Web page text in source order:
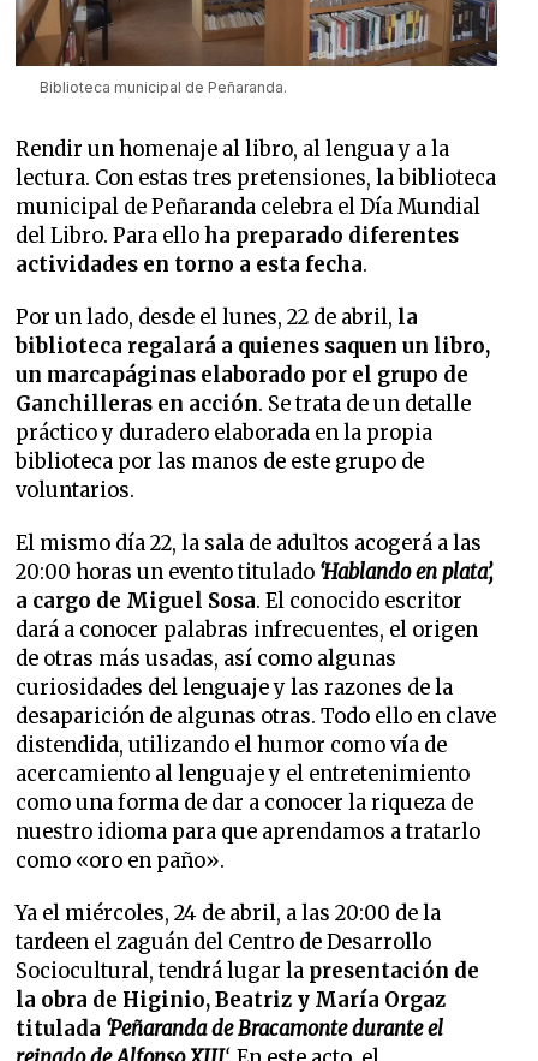
Biblioteca municipal de Peñaranda.
Rendir un homenaje al libro, al lengua y a la
lectura. Con estas tres pretensiones, la biblioteca
municipal de Peñaranda celebra el Día Mundial
del Libro. Para ello ha preparado diferentes
actividades en torno a esta fecha.
Por un lado, desde el lunes, 22 de abril, la
biblioteca regalará a quienes saquen un libro,
un marcapáginas elaborado por el grupo de
Ganchilleras en acción. Se trata de un detalle
práctico y duradero elaborada en la propia
biblioteca por las manos de este grupo de
voluntarios.
El mismo día 22, la sala de adultos acogerá a las
20:00 horas un evento titulado ‘Hablando en plata’,
a cargo de Miguel Sosa. El conocido escritor
dará a conocer palabras infrecuentes, el origen
de otras más usadas, así como algunas
curiosidades del lenguaje y las razones de la
desaparición de algunas otras. Todo ello en clave
distendida, utilizando el humor como vía de
acercamiento al lenguaje y el entretenimiento
como una forma de dar a conocer la riqueza de
nuestro idioma para que aprendamos a tratarlo
como «oro en paño».
Ya el miércoles, 24 de abril, a las 20:00 de la
tardeen el zaguán del Centro de Desarrollo
Sociocultural, tendrá lugar la presentación de
la obra de Higinio, Beatriz y María Orgaz
titulada ‘Peñaranda de Bracamonte durante el